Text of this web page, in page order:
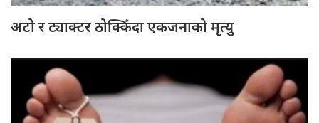
अटो र ट्याक्टर ठोक्किँदा एकजनाको मृत्यु